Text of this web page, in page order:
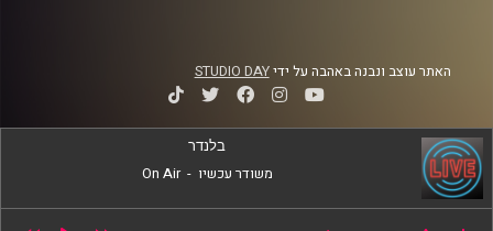
האתר עוצב ונבנה באהבה על ידיSTUDIO DAY
בלנדר
משודר עכשיו -
On Air